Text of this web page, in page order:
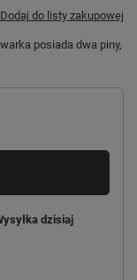
Dodaj do listy zakupowej
posiada dwa piny,
dzisiaj